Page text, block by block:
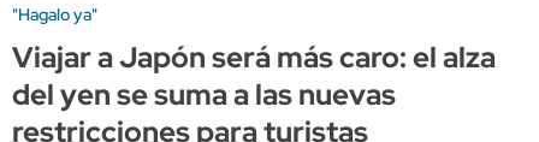
"Hagalo ya"
Viajar a Japón será más caro: el alza
del yen se suma a las nuevas
restricciones para turistas